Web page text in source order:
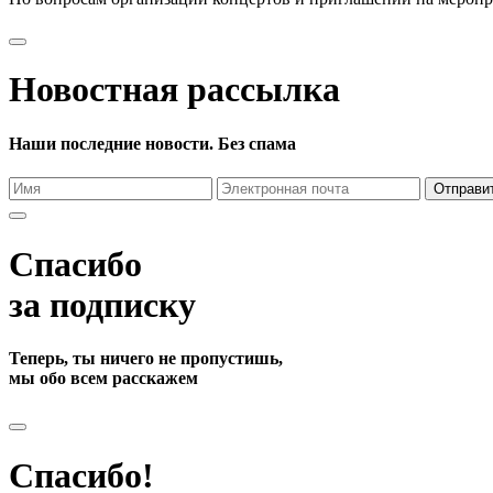
Новостная рассылка
Наши последние новости. Без спама
Спасибо
за подписку
Теперь, ты ничего не пропустишь,
мы обо всем расскажем
Спасибо!